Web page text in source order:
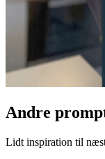
Andre
Lidt inspiration til